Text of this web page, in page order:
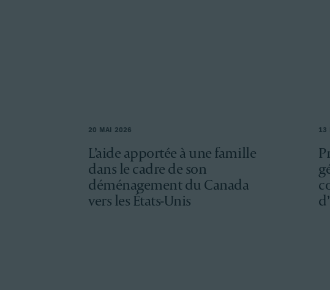
20 MAI 2026
L’aide apportée à une famille
dans le cadre de son
déménagement du Canada
vers les États-Unis
13